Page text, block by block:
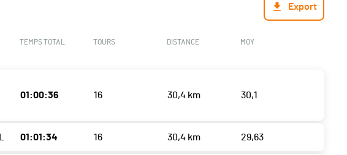
Export
TEMPS TOTAL TOURS DISTANCE MOY
01:00:36 16 30,4 km 30,1
01:01:34 16 30,4 km 29,63